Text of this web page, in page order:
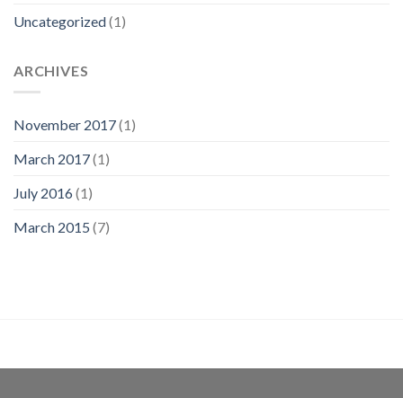
Uncategorized(1)
ARCHIVES
November 2017(1)
March 2017(1)
July 2016(1)
March 2015 (7)